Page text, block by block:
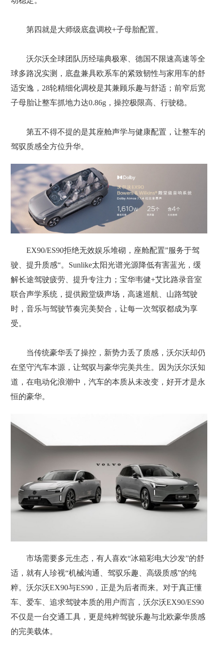
第四就是大师级底盘调校+子母胎配置。
沃尔沃全球团队历经瑞典极寒、德国不限速高速等全
球多路况实测，底盘兼具欧系车的紧致韧性与家用车的舒
适安逸，28轮精细化调校是其兼顾乐趣与舒适；前窄后宽
子母胎让整车抓地力达0.86g，操控极限高、行驶稳。
第五不得不提的是其座舱声学与健康配置，让整车的
驾驭质感全方位升华。
EX90/ES90拒绝无效娱乐堆砌，座舱配置”服务于驾
驶、提升质感“。Sunlike太阳光谱光源降低有害蓝光，缓
解长途驾驶疲劳、提升专注力；宝华韦健+艾比路录音室
联合声学系统，提供殿堂级声场，高速巡航、山路驾驶
时，音乐与驾驶节奏完美契合，让每一次驾驭都成为享
受。
当传统豪华丢了操控，新势力丢了质感，沃尔沃却仍
在坚守汽车本源，让驾驭与豪华完美共生。因为沃尔沃知
道，在电动化浪潮中，汽车的本质从未改变，好开才是永
恒的豪华。
市场需要多元生态，有人喜欢“冰箱彩电大沙发”的舒
适，就有人珍视“机械沟通、驾驭乐趣、高级质感”的纯
粹。沃尔沃EX90与ES90，正是为后者而来。对于真正懂
车、爱车、追求驾驶本质的用户而言，沃尔沃EX90/ES90
不仅是一台交通工具，更是纯粹驾驶乐趣与北欧豪华质感
的完美载体。